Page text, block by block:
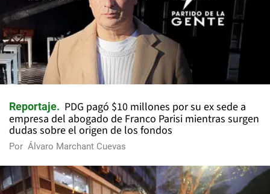
Reportaje
PDG pagó $10 millones por su ex sede a
empresa del abogado de Franco Parisi mientras surgen
dudas sobre el origen de los fondos
Por Álvaro Marchant Cuevas